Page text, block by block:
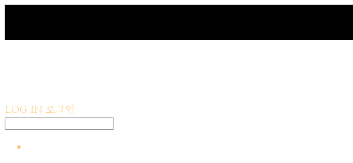
LOG IN 로그인